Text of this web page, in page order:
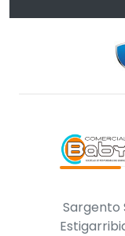
Sargento